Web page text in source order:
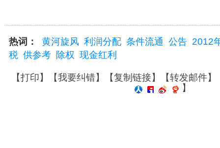
热词： 黄河旋风 利润分配 条件流通 公告 2012
税 供参考 除权 现金红利
【打印】【我要纠错】【复制链接】【转发邮件】
】